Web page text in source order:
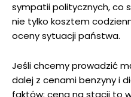
sympatii politycznych, co
nie tylko kosztem
oceny sytuacji państwa.
Jeśli chcemy prowadzić
dalej z cenami benzyny i
faktów: cena na stacji to